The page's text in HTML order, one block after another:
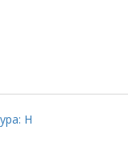
H